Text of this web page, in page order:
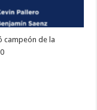
campeón de la